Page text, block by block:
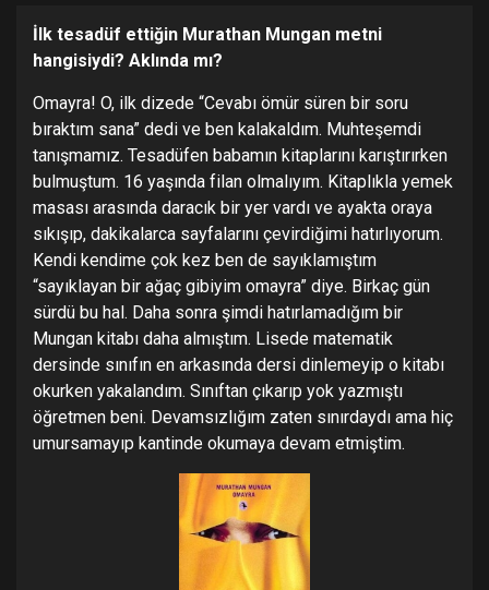
İlk tesadüf ettiğin Murathan Mungan metni
hangisiydi? Aklında mı?
Omayra! O, ilk dizede “Cevabı ömür süren bir soru
bıraktım sana” dedi ve ben kalakaldım. Muhteşemdi
tanışmamız. Tesadüfen babamın kitaplarını karıştırırken
bulmuştum. 16 yaşında filan olmalıyım. Kitaplıkla yemek
masası arasında daracık bir yer vardı ve ayakta oraya
sıkışıp, dakikalarca sayfalarını çevirdiğimi hatırlıyorum.
Kendi kendime çok kez ben de sayıklamıştım
“sayıklayan bir ağaç gibiyim omayra” diye. Birkaç gün
sürdü bu hal. Daha sonra şimdi hatırlamadığım bir
Mungan kitabı daha almıştım. Lisede matematik
dersinde sınıfın en arkasında dersi dinlemeyip o kitabı
okurken yakalandım. Sınıftan çıkarıp yok yazmıştı
öğretmen beni. Devamsızlığım zaten sınırdaydı ama hiç
umursamayıp kantinde okumaya devam etmiştim.